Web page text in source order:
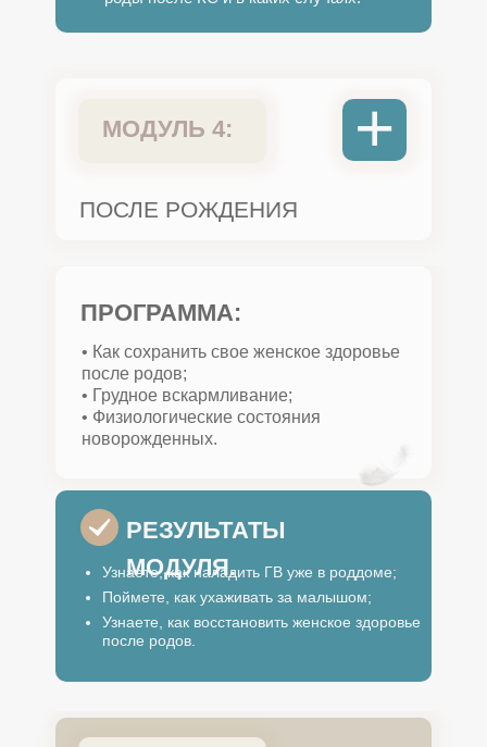
+
МОДУЛЬ 4:
ПОСЛЕ РОЖДЕНИЯ
ПРОГРАММА:
• Как сохранить свое женское здоровье
после родов;
• Грудное вскармливание;
• Физиологические состояния
новорожденных.
Узнаете, как наладить ГВ уже в роддоме;
РЕЗУЛЬТАТЫ
МОДУЛЯ.
Поймете, как ухаживать за малышом;
Узнаете, как восстановить женское здоровье
после родов.